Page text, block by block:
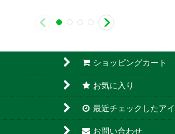
ショッピングカート
お気に入り
最近チェックしたア
お問い合わせ